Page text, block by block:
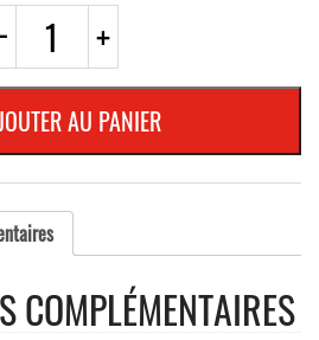
- quantité
AUTOCOLLANT
"BEBE
A
BORD"
BLEU
Dimensions
:
110
mm
+
AU PANIER
COMPLÉMENTAIRES